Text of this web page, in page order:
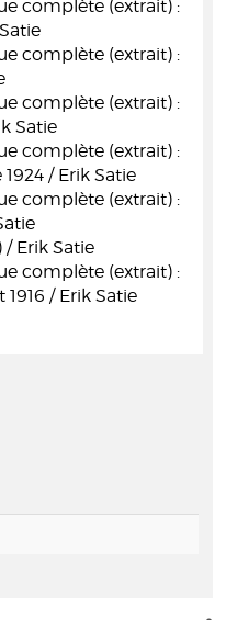
complète (extrait) :
complète (extrait) :
complète (extrait) :
Satie
complète (extrait) :
/ Erik Satie
complète (extrait) :
/ Erik Satie
complète (extrait) :
1916 / Erik Satie